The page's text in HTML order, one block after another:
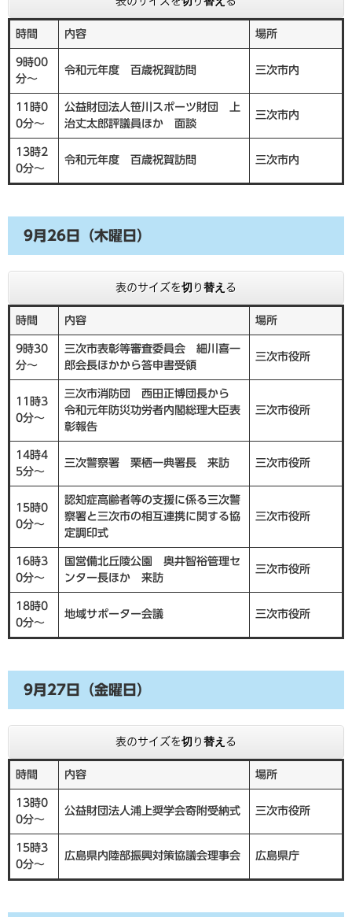
時間 内容 場所
9時00
分～
令和元年度 百歳祝賀訪問 三次市内
11時0
0分～
公益財団法人笹川スポーツ財団 上
治丈太郎評議員ほか 面談
三次市内
13時2
0分～
令和元年度 百歳祝賀訪問 三次市内
9月26日（木曜日）
表のサイズを切り替える
時間 内容 場所
9時30
分～
三次市表彰等審査委員会 細川喜一
郎会長ほかから答申書受領
三次市役所
11時3
0分～
三次市消防団 西田正博団長から
令和元年防災功労者内閣総理大臣表
彰報告
三次市役所
14時4
5分～
三次警察署 栗栖一典署長 来訪 三次市役所
15時0
0分～
認知症高齢者等の支援に係る三次警
察署と三次市の相互連携に関する協
定調印式
三次市役所
16時3
0分～
国営備北丘陵公園 奥井智裕管理セ
ンター長ほか 来訪
三次市役所
18時0
0分～
地域サポーター会議 三次市役所
9月27日（金曜日）
表のサイズを切り替える
時間 内容 場所
13時0
0分～
公益財団法人浦上奨学会寄附受納式 三次市役所
15時3
0分～
広島県内陸部振興対策協議会理事会 広島県庁